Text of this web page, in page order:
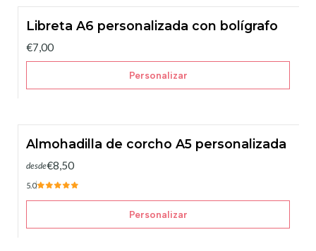
Libreta A6 personalizada con bolígrafo
€7,00
Personalizar
Almohadilla de corcho A5 personalizada
desde€8,50
5.0
Personalizar